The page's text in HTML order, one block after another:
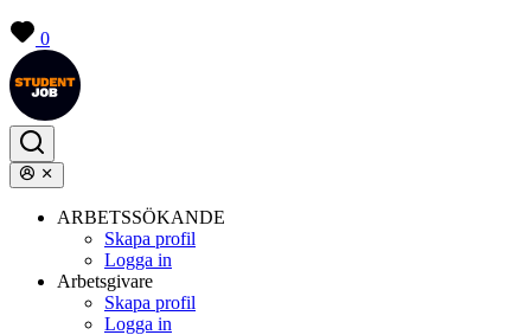
0
ARBETSSÖKANDE
Skapa profil
Logga in
Arbetsgivare
Skapa profil
Logga in